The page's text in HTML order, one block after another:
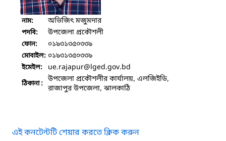
নাম: অভিজিৎ মজুমদার
পদবি: উপজেলা প্রকৌশলী
ফোন: ০১৯৩১৩৫০৩৩৯
মোবাইল: ০১৯৩১৩৫০৩৩৯
ইমেইল: ue.rajapur@lged.gov.bd
ঠিকানা : উপজেলা প্রকৌশলীর কার্যালয়, এলজিইডি,
রাজাপুর উপজেলা, ঝালকাঠি
এই কনটেন্টটি শেয়ার করতে ক্লিক করুন